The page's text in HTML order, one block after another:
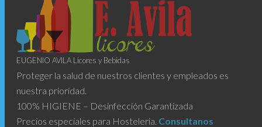
EUGENIO AVILA Licores y Bebidas
Proteger la salud de nuestros clientes y empleados es
nuestra prioridad.
100% HIGIENE – Desinfección Garantizada
Precios especiales para Hosteleria. Consultanos